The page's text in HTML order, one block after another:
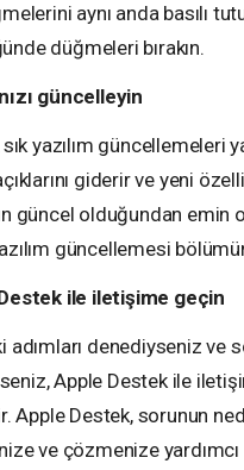
aynı anda basılı
düğmeleri bırakın.
güncelleyin
sık yazılım güncellemeleri
giderir ve yeni
güncel olduğundan emin
güncellemesi
ile iletişime geçin
adımları denediyseniz ve
Apple Destek ile
Apple Destek, sorunun
ve çözmenize yardımcı